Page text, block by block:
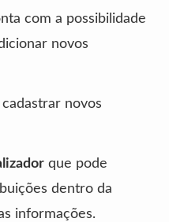
com a possibilidade
novos
novos
que pode
dentro da
informações.